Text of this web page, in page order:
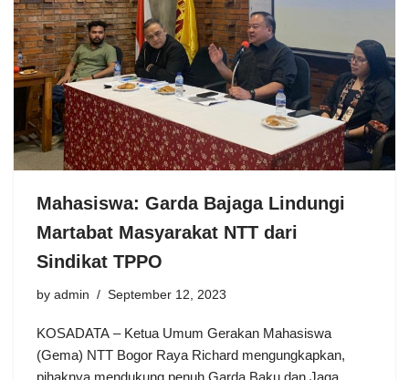
Mahasiswa: Garda Bajaga Lindungi
Martabat Masyarakat NTT dari
Sindikat TPPO
by admin September 12, 2023
KOSADATA – Ketua Umum Gerakan Mahasiswa
(Gema) NTT Bogor Raya Richard mengungkapkan,